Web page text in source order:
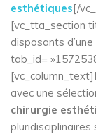
esthétiques[/
[vc_tta_section
disposants
tab_id=
avec une
chirurgie